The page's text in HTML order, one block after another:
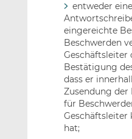
entweder
eingereichte
Beschwerden
Geschäftsleiter
Bestätigung
dass er
Zusendung der
für
Geschäftsleiter
hat;